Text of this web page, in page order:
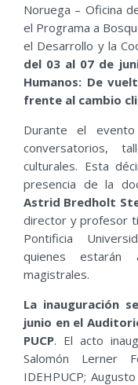
Noruega – Oficina
el Programa a
el Desarrollo y la
del 03 al 07 de
Humanos: De
frente al cambio
Durante el
conversatorios,
culturales. Esta
presencia de la
Astrid Bredholt
director y profesor
Pontificia
quienes
magistrales.
La inauguración
junio en el
PUCP. El acto
Salomón Lerner
IDEHPUCP;